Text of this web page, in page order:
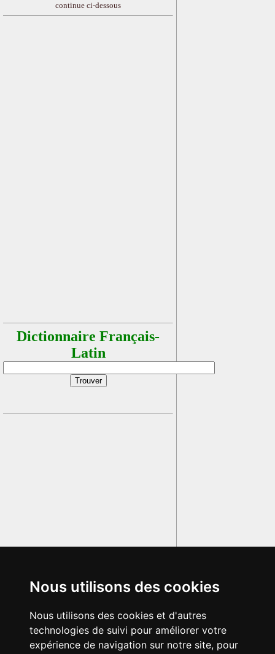
Nous utilisons des cookies
Nous utilisons des cookies et d'autres
technologies de suivi pour améliorer votre
expérience de navigation sur notre site, pour
continue ci-dessous
Dictionnaire Français-
Latin